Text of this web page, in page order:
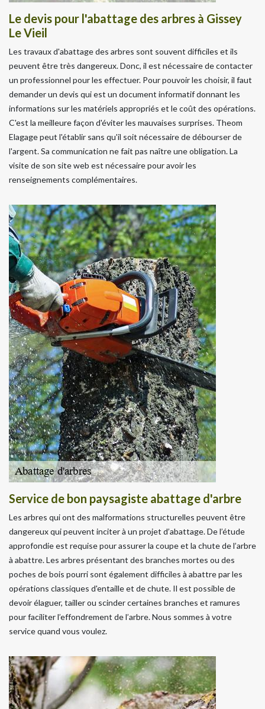
Le devis pour l'abattage des arbres à Gissey
Le Vieil
Les travaux d'abattage des arbres sont souvent difficiles et ils
peuvent être très dangereux. Donc, il est nécessaire de contacter
un professionnel pour les effectuer. Pour pouvoir les choisir, il faut
demander un devis qui est un document informatif donnant les
informations sur les matériels appropriés et le coût des opérations.
C'est la meilleure façon d'éviter les mauvaises surprises. Theom
Elagage peut l'établir sans qu'il soit nécessaire de débourser de
l'argent. Sa communication ne fait pas naître une obligation. La
visite de son site web est nécessaire pour avoir les
renseignements complémentaires.
Service de bon paysagiste abattage d'arbre
Les arbres qui ont des malformations structurelles peuvent être
dangereux qui peuvent inciter à un projet d’abattage. De l’étude
approfondie est requise pour assurer la coupe et la chute de l’arbre
à abattre. Les arbres présentant des branches mortes ou des
poches de bois pourri sont également difficiles à abattre par les
opérations classiques d'entaille et de chute. Il est possible de
devoir élaguer, tailler ou scinder certaines branches et ramures
pour faciliter l’effondrement de l’arbre. Nous sommes à votre
service quand vous voulez.